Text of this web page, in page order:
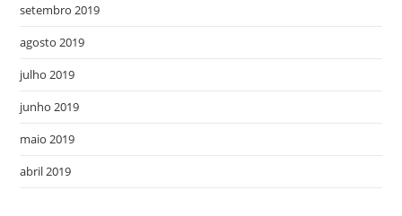
setembro 2019
agosto 2019
julho 2019
junho 2019
maio 2019
abril 2019